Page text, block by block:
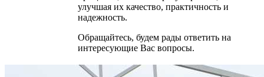
улучшая их качество, практичность и
надежность.
Обращайтесь, будем рады ответить на
интересующие Вас вопросы.